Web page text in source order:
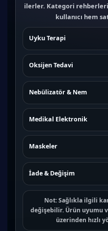
ilerler. Kategori
kullanıcı hem
Uyku Terapi
Oksijen Tedavi
Nebülizatör & Nem
Medikal Elektronik
Maskeler
İade & Değişim
Not:Sağlıkla ilgili
değişebilir. Ürün uyumu
üzerinden hızlı